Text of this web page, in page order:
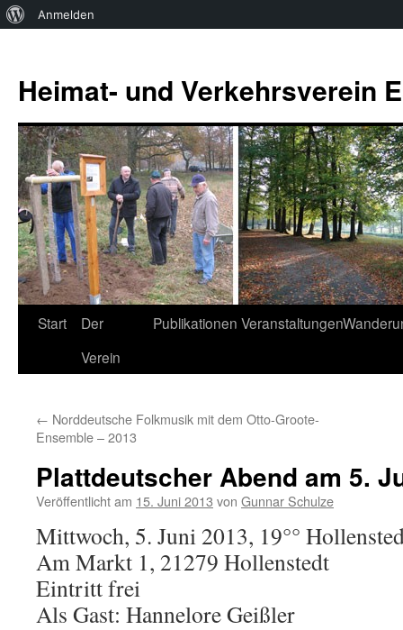
Über
Anmelden
springen
Heimat- und Verkehrsverein
Start
Der
Verein
Publikationen Veranstaltungen
← Norddeutsche Folkmusik mit dem Otto-Groote-
Ensemble – 2013
Plattdeutscher Abend am 5.
Veröffentlicht am 15. Juni 2013 von Gunnar Schulze
Mittwoch, 5. Juni 2013, 19°°
Am Markt 1, 21279 Hollenstedt
Eintritt frei
Als Gast: Hannelore Geißler